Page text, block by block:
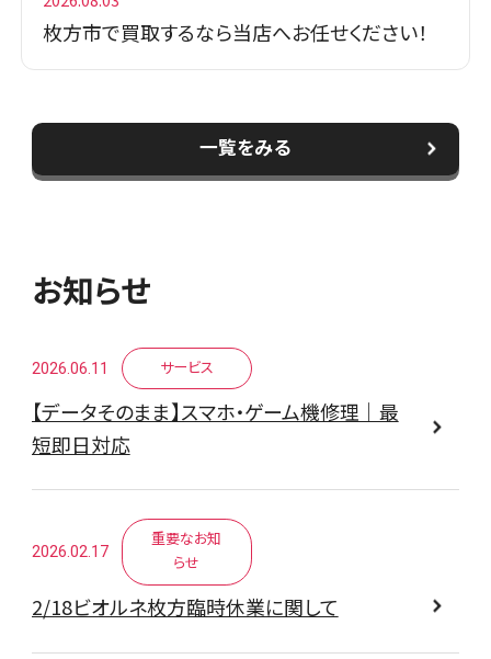
枚方市で買取するなら当店へお任せください！
一覧をみる
お知らせ
2026.06.11 サービス
【データそのまま】スマホ・ゲーム機修理｜最
短即日対応
2026.02.17
重要なお知
らせ
2/18ビオルネ枚方臨時休業に関して